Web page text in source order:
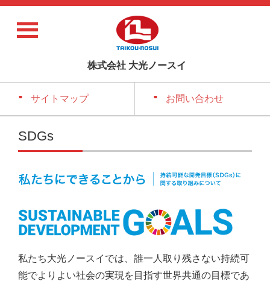
株式会社 大光ノースイ
サイトマップ お問い合わせ
SDGs
私たち大光ノースイでは、誰一人取り残さない持続可
能でよりよい社会の実現を目指す世界共通の目標であ